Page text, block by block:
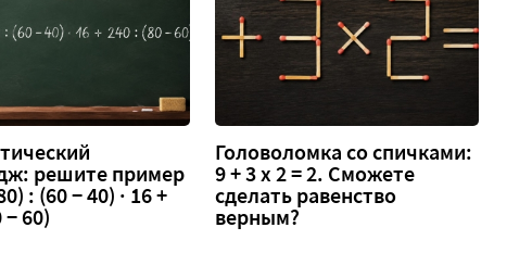
решите пример
: (60 − 40) · 16 +
− 60)
Головоломка со спичками:
9 + 3 х 2 = 2. Сможете
сделать равенство
верным?